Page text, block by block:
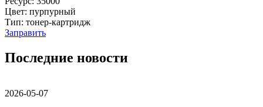
Цвет: пурпурный
Тип: тонер-картридж
Заправить
Последние новости
2026-05-07